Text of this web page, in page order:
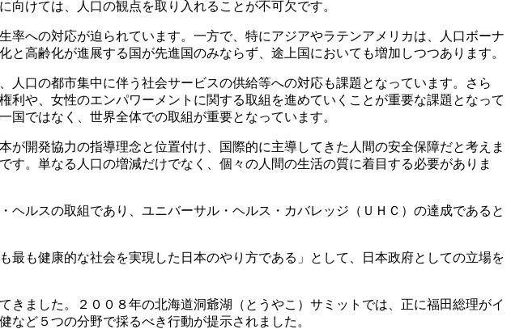
向けては、人口の観点を取り入れることが不可欠です。
への対応が迫られています。一方で、特にアジアやラテンアメリカは、人口ボーナ
高齢化が進展する国が先進国のみならず、途上国においても増加しつつあります。
口の都市集中に伴う社会サービスの供給等への対応も課題となっています。さら
や、女性のエンパワーメントに関する取組を進めていくことが重要な課題となって
ではなく、世界全体での取組が重要となっています。
開発協力の指導理念と位置付け、国際的に主導してきた人間の安全保障だと考えま
。単なる人口の増減だけでなく、個々の人間の生活の質に着目する必要がありま
ルスの取組であり、ユニバーサル・ヘルス・カバレッジ（ＵＨＣ）の達成であると
も健康的な社会を実現した日本のやり方である」として、日本政府としての立場を
ました。２００８年の北海道洞爺湖（とうやこ）サミットでは、正に福田総理がイ
ど５つの分野で採るべき行動が提示されました。